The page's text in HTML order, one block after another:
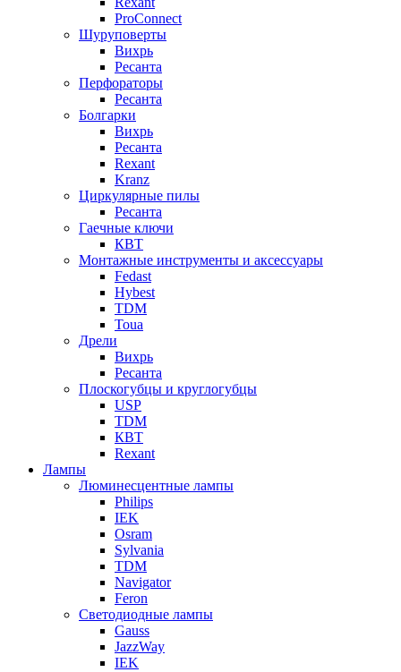
ProConnect
Шуруповерты
Вихрь
Ресанта
Перфораторы
Ресанта
Болгарки
Вихрь
Ресанта
Rexant
Kranz
Циркулярные пилы
Ресанта
Гаечные ключи
КВТ
Монтажные инструменты и аксессуары
Fedast
Hybest
TDM
Toua
Дрели
Вихрь
Ресанта
Плоскогубцы и круглогубцы
USP
TDM
КВТ
Rexant
Лампы
Люминесцентные лампы
Philips
IEK
Osram
Sylvania
TDM
Navigator
Feron
Светодиодные лампы
Gauss
JazzWay
IEK